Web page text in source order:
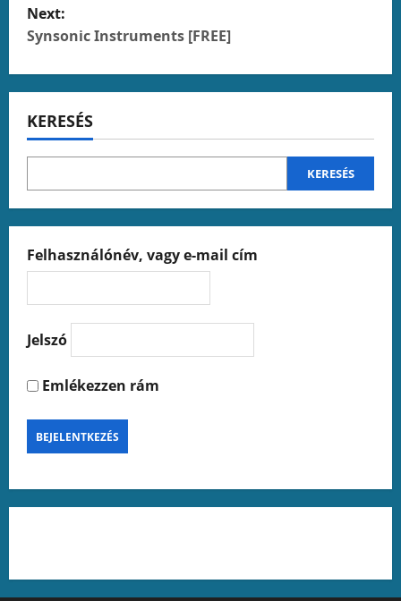
t
n
a
v
i
g
a
t
i
o
n
Next:
Synsonic Instruments [FREE]
KERESÉS
KERESÉS
Felhasználónév, vagy e-mail cím
Jelszó
Emlékezzen rám